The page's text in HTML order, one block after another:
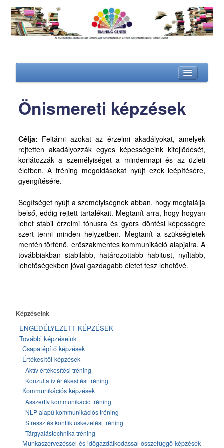
Képzéseink
ENGEDÉLYEZETT KÉPZÉSEK
További képzéseink
Értékesítői képzések
Kommunikációs képzések
Munkaszervezéssel és időgazdálkodással összefüggő képzések
Nyelvi képzések
Számítástechnikai képzések
Humánerőforrás felmérés és tesztelés
Elérhetőség
Önismereti képzések
Célja: Feltárni azokat az érzelmi akadályokat, amelyek
rejtetten akadályozzák egyes képességeink kifejlődését,
korlátozzák a személyiséget a mindennapi és az üzleti
életben. A tréning megoldásokat nyújt ezek leépítésére,
gyengítésére.
Segítséget nyújt a személyiségnek abban, hogy megtalálja
belső, eddig rejtett tartalékait. Megtanít arra, hogy hogyan
lehet stabil érzelmi tónusra és gyors döntési képességre
szert tenni minden helyzetben. Megtanít a szükségletek
mentén történő, erőszakmentes kommunikáció alapjaira. A
továbbiakban stabilabb, határozottabb habitust, nyíltabb,
lehetőségekben jóval gazdagabb életet tesz lehetővé.
Képzéseink
ENGEDÉLYEZETT KÉPZÉSEK
További képzéseink
Csapatépítő képzések
Értékesítői képzések
Aktív értékesítési tréning
Konzultatív értékesítési tréning
Kommunikációs képzések
Asszertív kommunikáció tréning
NLP alapú kommunikációs tréning
Stressz és konfliktuskezelési tréning
Tárgyalástechnika tréning
Munkaszervezéssel és időgazdálkodással összefüggő képzések